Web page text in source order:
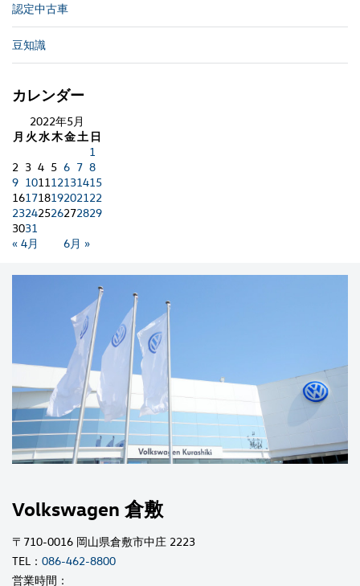
認定中古車
豆知識
カレンダー
2022年5月
月 火水木金土 日
« 4月 6月 »
1
2 3 4 5 6 7 8
9 101112131415
16171819202122
23242526272829
3031
Volkswagen 倉敷
〒710-0016 岡山県倉敷市中庄 2223
TEL： 086-462-8800
営業時間：